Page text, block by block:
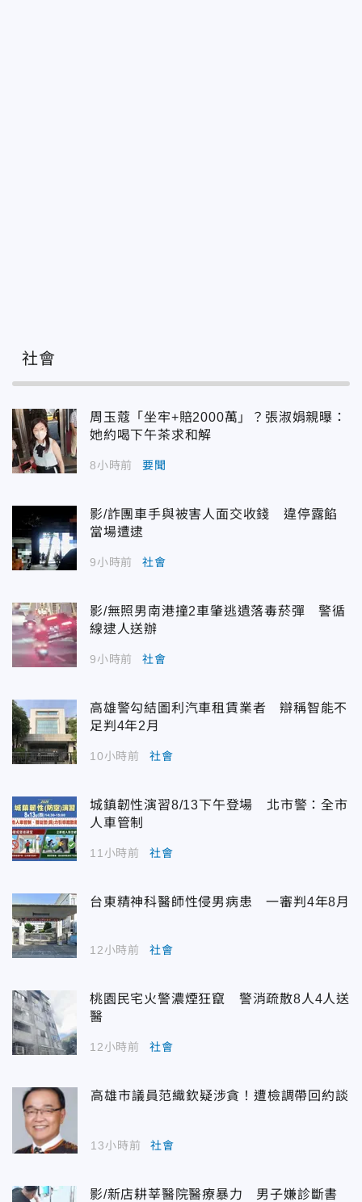
社會
周玉蔻「坐牢+賠2000萬」？張淑娟親曝：
她約喝下午茶求和解
8小時前 要聞
影/詐團車手與被害人面交收錢 違停露餡
當場遭逮
9小時前 社會
影/無照男南港撞2車肇逃遺落毒菸彈 警循
線逮人送辦
9小時前 社會
高雄警勾結圖利汽車租賃業者 辯稱智能不
足判4年2月
10小時前 社會
城鎮韌性演習8/13下午登場 北市警：全市
人車管制
11小時前 社會
台東精神科醫師性侵男病患 一審判4年8月
12小時前 社會
桃園民宅火警濃煙狂竄 警消疏散8人4人送
醫
12小時前 社會
高雄市議員范織欽疑涉貪！遭檢調帶回約談
13小時前 社會
影/新店耕莘醫院醫療暴力 男子嫌診斷書